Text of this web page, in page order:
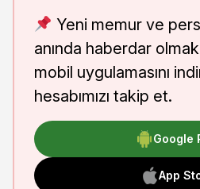
Yeni memur ve
anında haberdar
mobil uygulamasını
hesabımızı takip et.
Google
App